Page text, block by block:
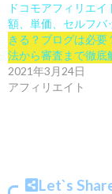
ドコモアフィリエイ
額、単価、セルフバ
きる？ブログは必要
法から審査まで徹底
2021年3月24日
アフィリエイト
Let`s